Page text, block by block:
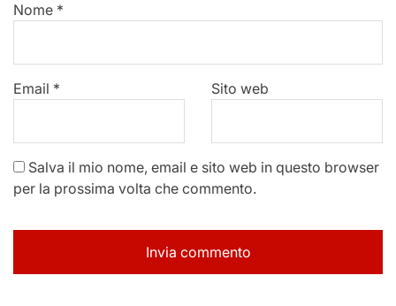
Nome *
Email * Sito web
Salva il mio nome, email e sito web in questo browser
per la prossima volta che commento.